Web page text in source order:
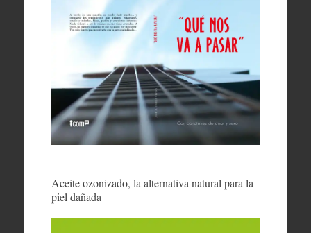
Aceite ozonizado, la alternativa natural para la
piel dañada